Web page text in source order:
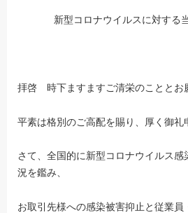
新型コロナウイルスに対する
拝啓 時下ますますご清栄のこととお
平素は格別のご高配を賜り、厚く御礼
さて、全国的に新型コロナウイルス感
況を鑑み、
お取引先様への感染被害抑止と従業